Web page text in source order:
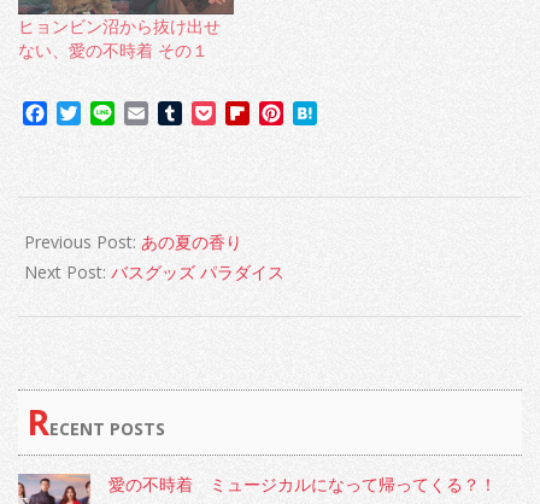
ヒョンビン沼から抜け出せ
ない、愛の不時着 その１
Facebook
Twitter
Line EmailTumblrPocketFlipboardPinterest
06-
05
Previous Post: あの夏の香り
Next Post: バスグッズ パラダイス
RECENT POSTS
愛の不時着 ミュージカルになって帰ってくる？！